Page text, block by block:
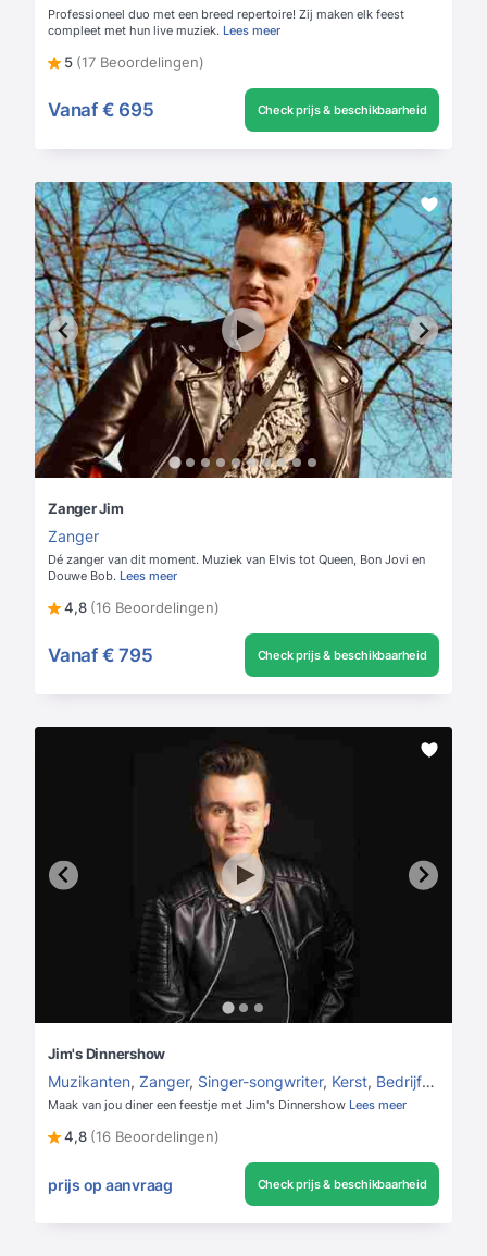
Professioneel duo met een breed repertoire! Zij maken elk feest
compleet met hun live muziek. Lees meer
5 (17 Beoordelingen)
Vanaf € 695 Check prijs & beschikbaarheid
Zanger Jim
Zanger
Dé zanger van dit moment. Muziek van Elvis tot Queen, Bon Jovi en
Douwe Bob. Lees meer
4,8 (16 Beoordelingen)
Vanaf € 795 Check prijs & beschikbaarheid
Jim's Dinnershow
Muzikanten, Zanger, Singer-songwriter, Kerst, Bedrijfsfeest
Maak van jou diner een feestje met Jim's Dinnershow Lees meer
4,8 (16 Beoordelingen)
prijs op aanvraag Check prijs & beschikbaarheid